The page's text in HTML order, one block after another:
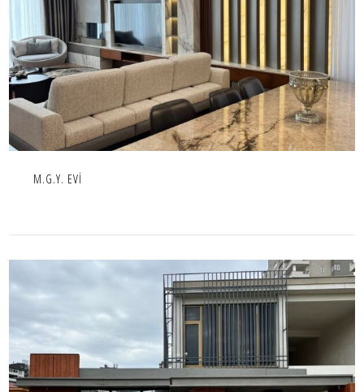
M.G.Y. EVİ
İÇ MEKAN,IC MEKAN,KONUT,PROJE
M.G.Y. EVİ